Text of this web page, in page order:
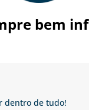
bem
dentro de tudo!